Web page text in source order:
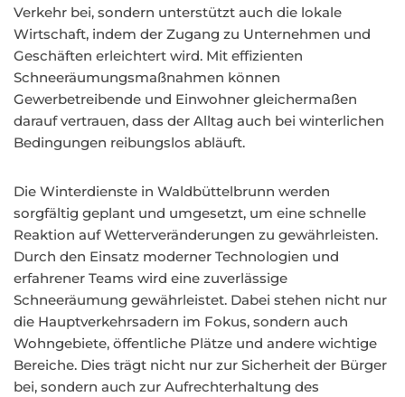
Verkehr bei, sondern unterstützt auch die lokale
Wirtschaft, indem der Zugang zu Unternehmen und
Geschäften erleichtert wird. Mit effizienten
Schneeräumungsmaßnahmen können
Gewerbetreibende und Einwohner gleichermaßen
darauf vertrauen, dass der Alltag auch bei winterlichen
Bedingungen reibungslos abläuft.
Die Winterdienste in Waldbüttelbrunn werden
sorgfältig geplant und umgesetzt, um eine schnelle
Reaktion auf Wetterveränderungen zu gewährleisten.
Durch den Einsatz moderner Technologien und
erfahrener Teams wird eine zuverlässige
Schneeräumung gewährleistet. Dabei stehen nicht nur
die Hauptverkehrsadern im Fokus, sondern auch
Wohngebiete, öffentliche Plätze und andere wichtige
Bereiche. Dies trägt nicht nur zur Sicherheit der Bürger
bei, sondern auch zur Aufrechterhaltung des